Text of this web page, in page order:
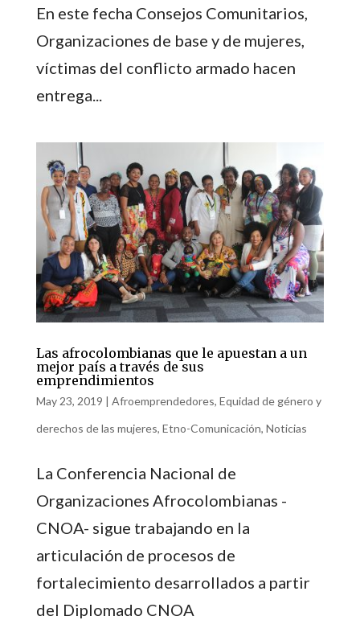
En este fecha Consejos Comunitarios,
Organizaciones de base y de mujeres,
víctimas del conflicto armado hacen
entrega...
Las afrocolombianas que le apuestan a un
mejor país a través de sus
emprendimientos
May 23, 2019 | Afroemprendedores, Equidad de género y
derechos de las mujeres, Etno-Comunicación, Noticias
La Conferencia Nacional de
Organizaciones Afrocolombianas -
CNOA- sigue trabajando en la
articulación de procesos de
fortalecimiento desarrollados a partir
del Diplomado CNOA